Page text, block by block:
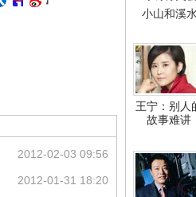
小山和溪水
王宁：别人
故事难讲
2012-02-03 09:56
2012-01-31 18:20